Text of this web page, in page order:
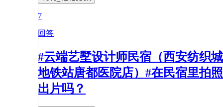
7
回答
#云端艺墅设计师民宿（西安纺织城
地铁站唐都医院店）#在民宿里拍照
出片吗？